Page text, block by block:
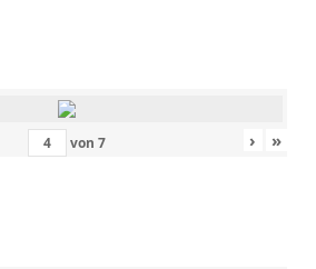
von 7 › »